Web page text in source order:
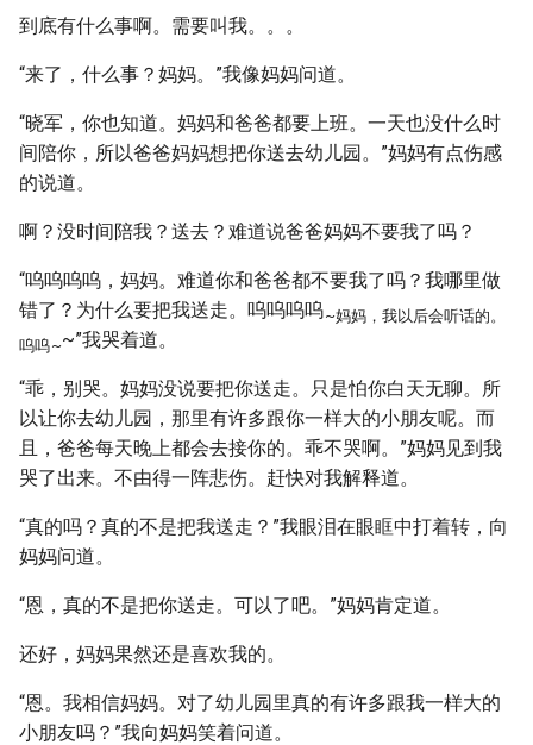
到底有什么事啊。需要叫我。。。
“来了，什么事？妈妈。”我像妈妈问道。
“晓军，你也知道。妈妈和爸爸都要上班。一天也没什么时
间陪你，所以爸爸妈妈想把你送去幼儿园。”妈妈有点伤感
的说道。
啊？没时间陪我？送去？难道说爸爸妈妈不要我了吗？
“呜呜呜呜，妈妈。难道你和爸爸都不要我了吗？我哪里做
错了？为什么要把我送走。呜呜呜呜~妈妈，我以后会听话的。
呜呜~~”我哭着道。
“乖，别哭。妈妈没说要把你送走。只是怕你白天无聊。所
以让你去幼儿园，那里有许多跟你一样大的小朋友呢。而
且，爸爸每天晚上都会去接你的。乖不哭啊。”妈妈见到我
哭了出来。不由得一阵悲伤。赶快对我解释道。
“真的吗？真的不是把我送走？”我眼泪在眼眶中打着转，向
妈妈问道。
“恩，真的不是把你送走。可以了吧。”妈妈肯定道。
还好，妈妈果然还是喜欢我的。
“恩。我相信妈妈。对了幼儿园里真的有许多跟我一样大的
小朋友吗？”我向妈妈笑着问道。